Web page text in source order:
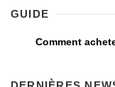
GUIDE
Comment